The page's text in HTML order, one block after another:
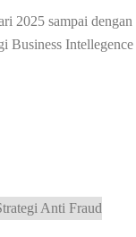
2025 sampai
Business